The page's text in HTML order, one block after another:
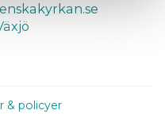
& policyer